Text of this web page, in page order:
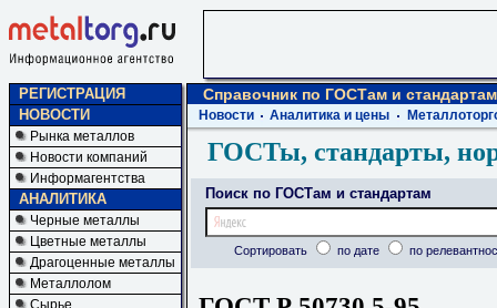
РЕГИСТРАЦИЯ
НОВОСТИ
Рынка металлов
Новости компаний
Информагентства
АНАЛИТИКА
Черные металлы
Цветные металлы
Драгоценные металлы
Металлолом
Сырье
Справочник по ГОСТам и стандартам
Новости Аналитика и цены
ГОСТы, стандарты,
Поиск по ГОСТам и стандартам
Сортировать по дате по